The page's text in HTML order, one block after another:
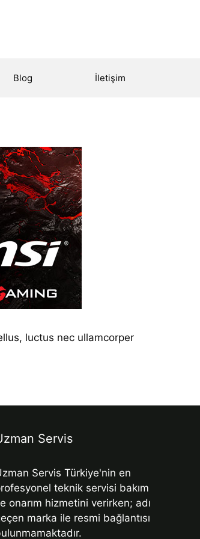
Blog İletişim
luctus nec ullamcorper
Servis
Servis Türkiye'nin en
teknik servisi bakım
onarım hizmetini verirken; adı
marka ile resmi bağlantısı